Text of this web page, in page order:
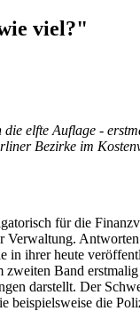
viel?"
elfte Auflage -
Bezirke im
für die
Verwaltung.
in ihrer heute
zweiten Band
darstellt. Der
beispielsweise die